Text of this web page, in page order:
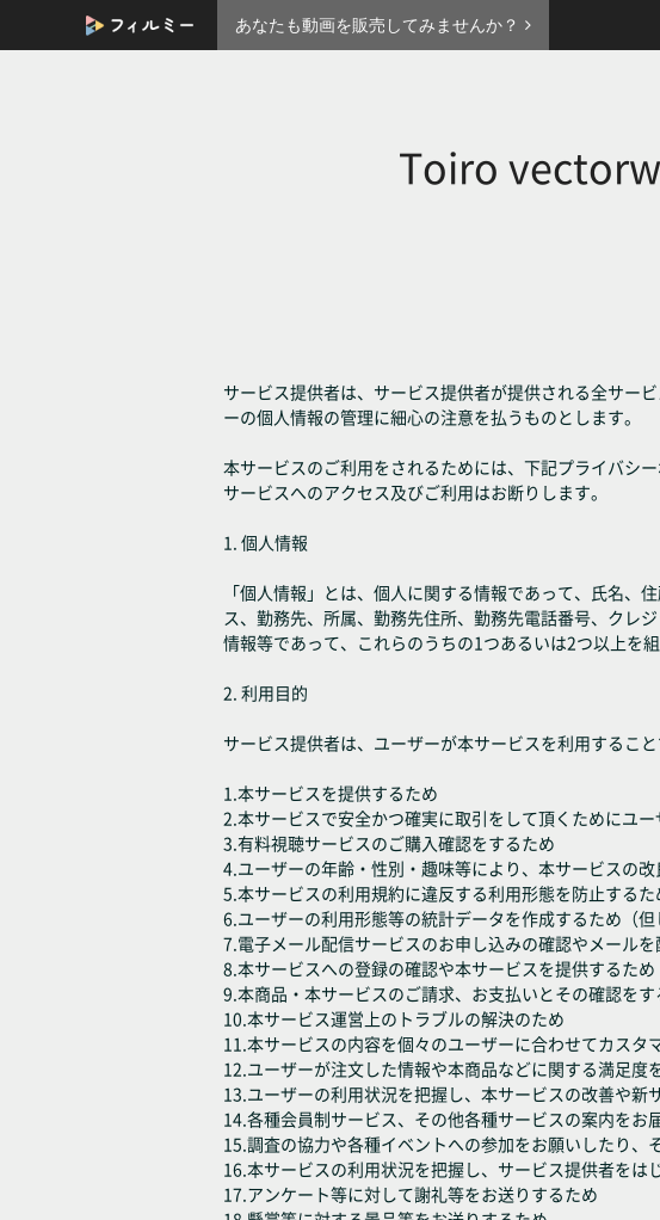
あなたも動画を販売してみませんか？
Toiro
サービス提供者は、サービス提供者が提供される全サー
ーの個人情報の管理に細心の注意を払うものとします。
本サービスのご利用をされるためには、下記プライバシ
サービスへのアクセス及びご利用はお断りします。
1. 個人情報
「個人情報」とは、個人に関する情報であって、氏名
ス、勤務先、所属、勤務先住所、勤務先電話番号、クレ
情報等であって、これらのうちの1つあるいは2つ以上を
2. 利用目的
サービス提供者は、ユーザーが本サービスを利用するこ
1.本サービスを提供するため
2.本サービスで安全かつ確実に取引をして頂くためにユ
3.有料視聴サービスのご購入確認をするため
4.ユーザーの年齢・性別・趣味等により、本サービスの
5.本サービスの利用規約に違反する利用形態を防止するた
6.ユーザーの利用形態等の統計データを作成するため（
7.電子メール配信サービスのお申し込みの確認やメール
8.本サービスへの登録の確認や本サービスを提供するため
9.本商品・本サービスのご請求、お支払いとその確認をす
10.本サービス運営上のトラブルの解決のため
11.本サービスの内容を個々のユーザーに合わせてカスタ
12.ユーザーが注文した情報や本商品などに関する満足度
13.ユーザーの利用状況を把握し、本サービスの改善や新
14.各種会員制サービス、その他各種サービスの案内をお
15.調査の協力や各種イベントへの参加をお願いしたり、
16.本サービスの利用状況を把握し、サービス提供者を
17.アンケート等に対して謝礼等をお送りするため